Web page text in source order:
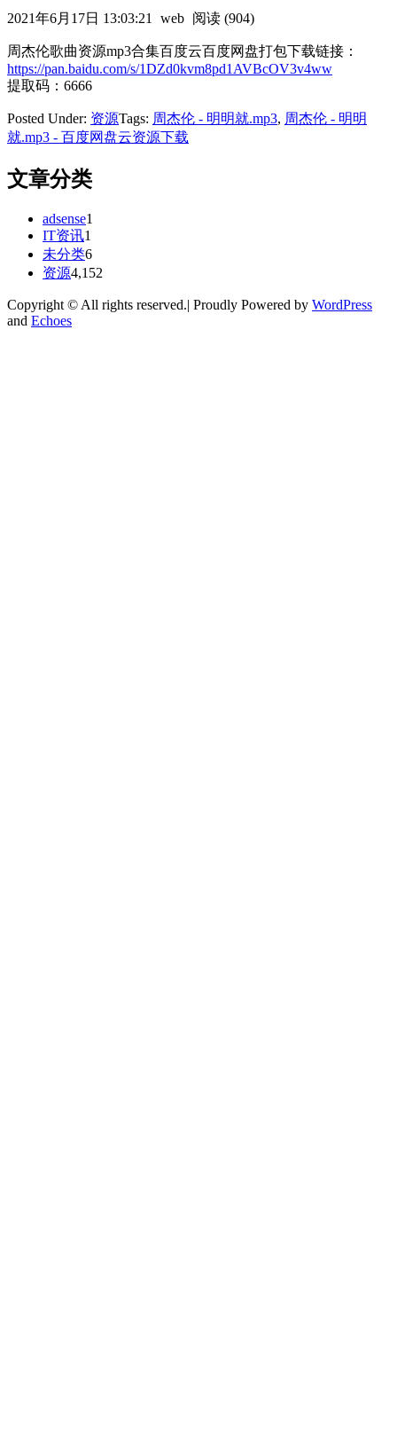
2021年6月17日 13:03:21 web 阅读 (904)
周杰伦歌曲资源mp3合集百度云百度网盘打包下载链接：
https://pan.baidu.com/s/1DZd0kvm8pd1AVBcOV3v4ww
提取码：6666
Posted Under: 资源Tags: 周杰伦 - 明明就.mp3, 周杰伦 - 明明
就.mp3 - 百度网盘云资源下载
文章分类
adsense1
IT资讯1
未分类6
资源4,152
Copyright © All rights reserved.| Proudly Powered by WordPress
and Echoes